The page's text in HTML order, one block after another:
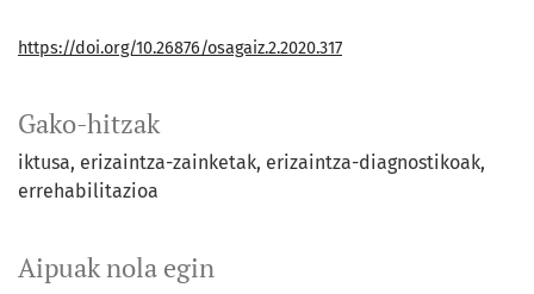
Gako-hitzak
iktusa erizaintza-zainketak erizaintza-diagnostikoak
errehabilitazioa
Aipuak nola egin
https://doi.org/10.26876/osagaiz.2.2020.317